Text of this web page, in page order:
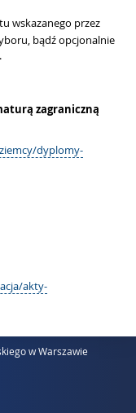
wskazanego przez
bądź opcjonalnie
zagraniczną
dyplomy-
akty-
w Warszawie